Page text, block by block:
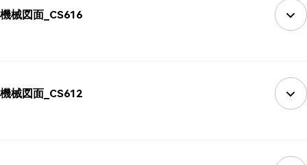
機械図面_CS616
機械図面_CS612